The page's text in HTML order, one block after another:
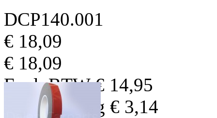
DCP140.001
€ 18,09
€ 18,09
Excl. BTW€ 14,95
BTW Bedrag € 3,14